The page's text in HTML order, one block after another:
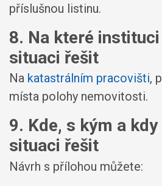
příslušnou listinu.
8. Na které
situaci řešit
Na katastrálním pracovišti,
místa polohy nemovitosti.
9. Kde, s kým a
situaci řešit
Návrh s přílohou můžete: